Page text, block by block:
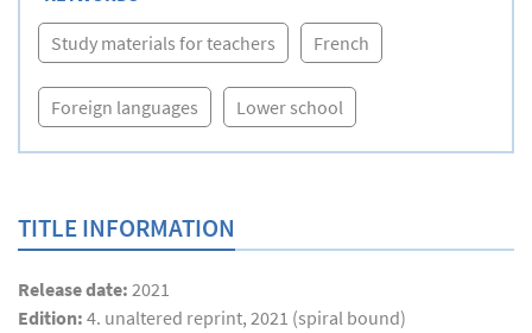
Study materials for teachers French
Foreign languages Lower school
TITLE INFORMATION
Release date: 2021
Edition: 4. unaltered reprint, 2021 (spiral bound)